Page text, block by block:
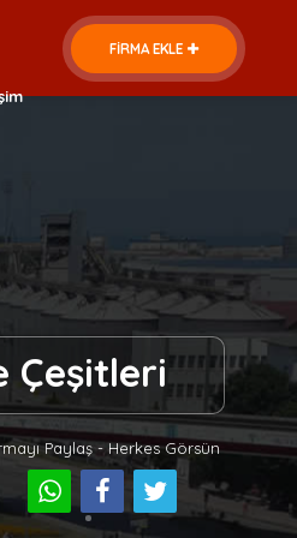
FİRMA EKLE
Çeşitleri
Paylaş - Herkes Görsün